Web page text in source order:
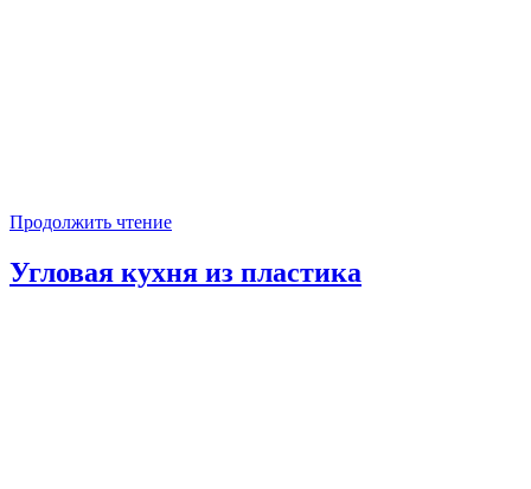
Продолжить чтение
Угловая кухня из пластика